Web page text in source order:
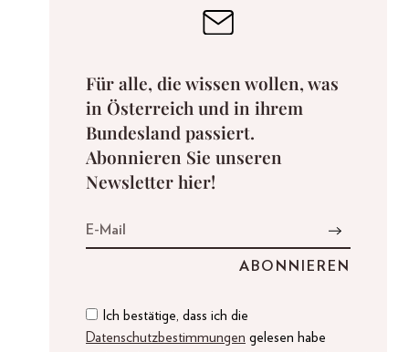
Für alle, die wissen wollen, was
in Österreich und in ihrem
Bundesland passiert.
Abonnieren Sie unseren
Newsletter hier!
Ich bestätige, dass ich die
Datenschutzbestimmungen gelesen habe